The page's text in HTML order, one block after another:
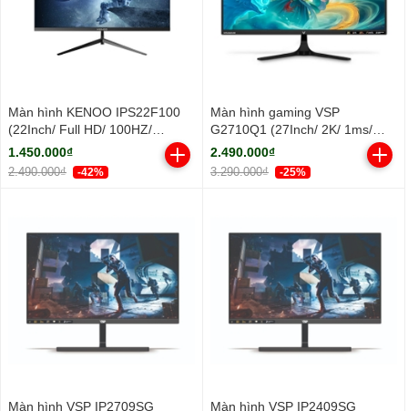
Màn hình KENOO IPS22F100
(22Inch/ Full HD/ 100HZ/
250cd/m2/ IPS)
1.450.000₫
2.490.000₫ -42%
Màn hình gaming VSP
G2710Q1 (27Inch/ 2K/ 1ms/
100HZ/ 300cd/m2/ IPS)
2.490.000₫
3.290.000₫ -25%
Màn hình VSP IP2709SG Màn hình VSP IP2409SG